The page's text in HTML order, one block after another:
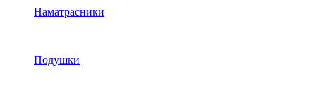
Наматрасники
Подушки